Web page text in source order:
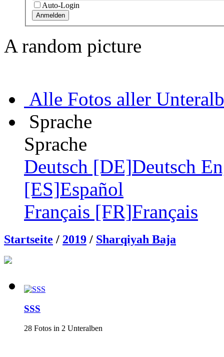
Auto-Login
A random picture
Alle Fotos aller
Sprache
Sprache
Deutsch [DE]Deutsch
[ES]Español
Français [FR]Français
Startseite / 2019 / Sharqiyah Baja
SSS
28 Fotos in 2 Unteralben